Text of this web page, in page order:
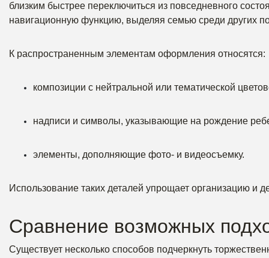
близким быстрее переключиться из повседневного
навигационную функцию, выделяя семью среди других
К распространенным элементам оформления относятся:
композиции с нейтральной или тематической
надписи и символы, указывающие на рождение
элементы, дополняющие фото- и видеосъемку.
Использование таких деталей упрощает организацию и
Сравнение возможных
Существует несколько способов подчеркнуть